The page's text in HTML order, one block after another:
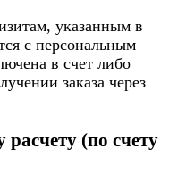
указанным в
с персональным
в счет либо
заказа через
(по счету